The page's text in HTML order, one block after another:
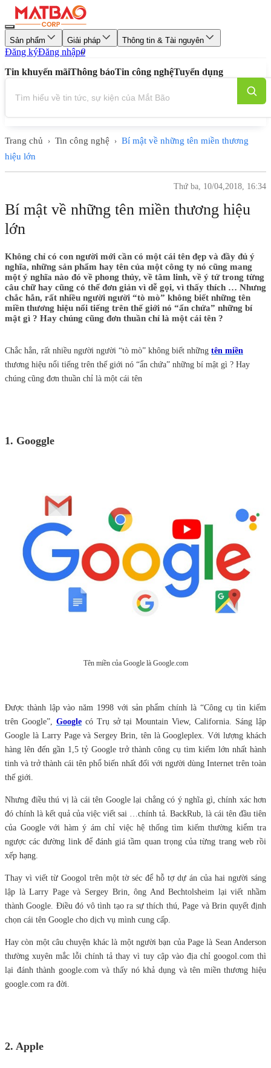
Sản phẩm Giải pháp Thông tin & Tài nguyên
Đăng kýĐăng nhập0
Tin khuyến mãiThông báoTin công nghệTuyển dụng
Trang chủ › Tin công nghệ › Bí mật về những tên miền thương
hiệu lớn
Thứ ba, 10/04,2018, 16:34
Bí mật về những tên miền thương hiệu
lớn
Không chỉ có con người mới cần có một cái tên đẹp và đầy đủ ý
nghĩa, những sản phẩm hay tên của một công ty nó cũng mang
một ý nghĩa nào đó về phong thủy, về tâm linh, về ý tứ trong từng
câu chữ hay cũng có thể đơn giản vì dễ gọi, vì thấy thích … Nhưng
chắc hẳn, rất nhiều người người “tò mò” không biết những tên
miền thương hiệu nổi tiếng trên thế giới nó “ẩn chứa” những bí
mật gì ? Hay chúng cũng đơn thuần chỉ là một cái tên ?
Chắc hẳn, rất nhiều người người “tò mò” không biết những tên miền
thương hiệu nổi tiếng trên thế giới nó “ẩn chứa” những bí mật gì ? Hay
chúng cũng đơn thuần chỉ là một cái tên
1. Googgle
Tên miền của Google là Google.com
Được thành lập vào năm 1998 với sản phẩm chính là “Công cụ tìn kiếm
trên Google”, Googlecó Trụ sở tại Mountain View, California. Sáng lập
Google là Larry Page và Sergey Brin, tên là Googleplex. Với lượng khách
hàng lên đến gần 1,5 tỷ Google trở thành công cụ tìm kiếm lớn nhất hành
tinh và trở thành cái tên phổ biến nhất đối với người dùng Internet trên toàn
thế giới.
Nhưng điều thú vị là cái tên Google lại chẳng có ý nghĩa gì, chính xác hơn
đó chính là kết quả của việc viết sai …chính tả. BackRub, là cái tên đầu tiên
của Google với hàm ý ám chỉ việc hệ thống tìm kiếm thường kiểm tra
ngược các đường link để đánh giá tầm quan trọng của từng trang web rồi
xếp hạng.
Thay vì viết từ Googol trên một tờ séc để hỗ tợ dự án của hai người sáng
lập là Larry Page và Sergey Brin, ông And Bechtolsheim lại viết nhầm
thành Google. Điều đó vô tình tạo ra sự thích thú, Page và Brin quyết định
chọn cái tên Google cho dịch vụ mình cung cấp.
Hay còn một câu chuyện khác là một người bạn của Page là Sean Anderson
thường xuyên mắc lỗi chính tả thay vì tuy cập vào địa chỉ googol.com thì
lại đánh thành google.com và thấy nó khả dụng và tên miền thương hiệu
google.com ra đời.
2. Apple